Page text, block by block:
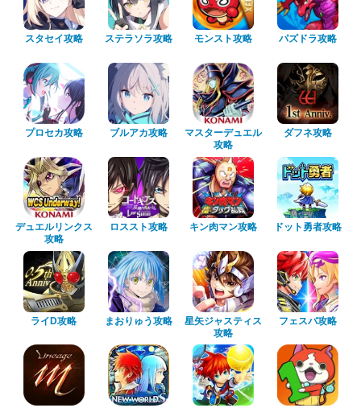
スタセイ攻略 ステラソラ攻略 モンスト攻略 パズドラ攻略
プロセカ攻略 ブルアカ攻略
マスターデュエル
攻略
ダフネ攻略
デュエルリンクス
攻略
ロススト攻略 キン肉マン攻略 ドット勇者攻略
ライD攻略 まおりゅう攻略
星矢ジャスティス
攻略
フェスバ攻略